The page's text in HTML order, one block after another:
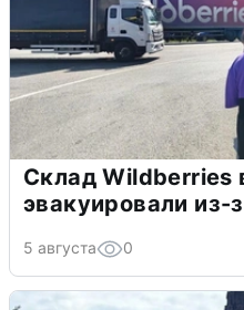
Склад Wildberries
эвакуировали из-
5 августа 0